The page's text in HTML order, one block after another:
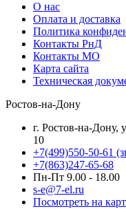
О нас
Оплата и доставка
Политика
Контакты РнД
Контакты МО
Карта сайта
Техническая
Ростов-на-Дону
г. Ростов-на-Дону,
10
+7(499)550-50-61
+7(863)247-65-68
Пн-Пт 9.00 - 18.00
s-e@7-el.ru
Посмотреть на